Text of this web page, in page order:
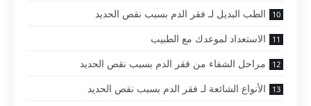
الطب البديل لـ فقر الدم بسبب نقص الحديد
الاستعداد لموعدك مع الطبيب
مراحل الشفاء من فقر الدم بسبب نقص الحديد
الأنواع الشائعة لـ فقر الدم بسبب نقص الحديد